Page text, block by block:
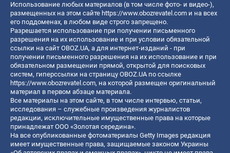
Использование любых материалов (в том числе фото- и видео-),
размещенных на этом сайте https://www.obozrevatel.com и на всех
его поддоменах, в любом виде строго запрещено.
Разрешается использование при получении письменного
разрешения на их использование и при условии обязательной
ссылки на сайт OBOZ.UA, а для интернет-изданий - при
получении письменного разрешения на их использование и при
обязательном размещении прямой, открытой для поисковых
систем, гиперссылки на страницу OBOZ.UA по ссылке
https://www.obozrevatel.com, на которой размещен оригинальный
материал в первом абзаце материала.
Все материалы на этом сайте, в том числе интервью, статьи,
исследования – служебные произведения журналистов
редакции, исключительные имущественные права на которые
принадлежат ООО «Золотая середина».
На все опубликованные фотоматериалы Getty Images редакция
имеет имущественные права, защищаемые законом Украины